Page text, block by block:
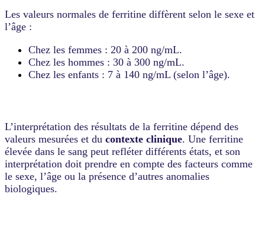
Les valeurs normales de ferritine diffèrent selon le sexe et
l’âge :
Chez les femmes : 20 à 200 ng/mL.
Chez les hommes : 30 à 300 ng/mL.
Chez les enfants : 7 à 140 ng/mL (selon l’âge).
L’interprétation des résultats de la ferritine dépend des
valeurs mesurées et du contexte clinique. Une ferritine
élevée dans le sang peut refléter différents états, et son
interprétation doit prendre en compte des facteurs comme
le sexe, l’âge ou la présence d’autres anomalies
biologiques.